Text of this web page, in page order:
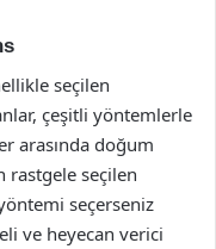
seçilen
çeşitli yöntemlerle
arasında doğum
rastgele seçilen
seçerseniz
ve heyecan verici